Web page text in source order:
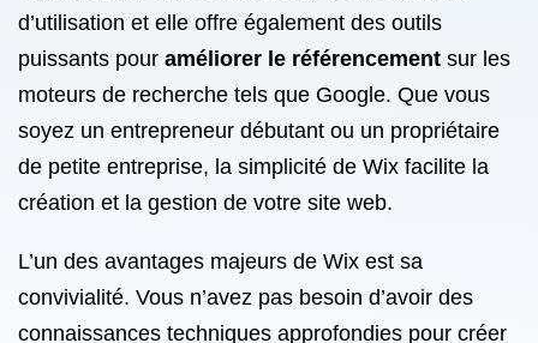
d’utilisation et elle offre également des outils
puissants pour améliorer le référencement sur les
moteurs de recherche tels que Google. Que vous
soyez un entrepreneur débutant ou un propriétaire
de petite entreprise, la simplicité de Wix facilite la
création et la gestion de votre site web.
L’un des avantages majeurs de Wix est sa
convivialité. Vous n’avez pas besoin d’avoir des
connaissances techniques approfondies pour créer